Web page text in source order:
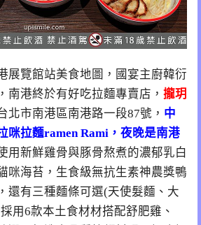
展覽館站美食地圖，國宴主廚韓衍
南港終於有好吃拉麵專賣店， 攏玥
北市南港區南港路一段87號， 中
咪拉麵ramen Rami，夜晚是南港
用新鮮雞骨與豚骨熬煮的濃郁乳白
咪海苔，生食級無抗生素神農獎鴨
還有三種麵條可選(天使髮麵、大
用6款本土食材材搭配舒肥雞、